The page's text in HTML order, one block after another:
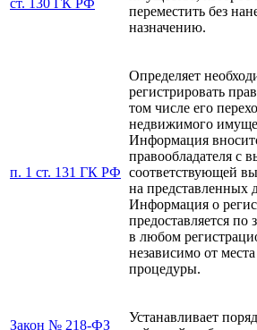
переместить без
назначению.
п. 1 ст. 131 ГК РФ
Определяет
регистрировать
том числе его
недвижимого
Информация
правообладателя с
соответствующей
на представленных
Информация о
предоставляется по
в любом
независимо от
процедуры.
Закон № 218-ФЗ
Устанавливает